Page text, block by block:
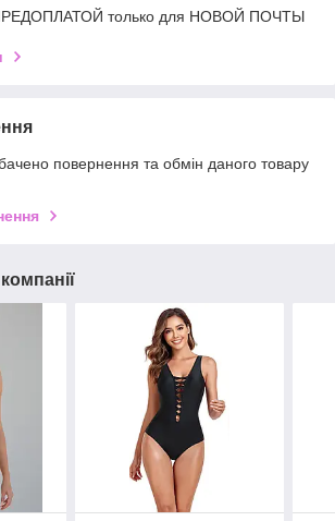
только для НОВОЙ ПОЧТЫ
повернення та обмін даного товару